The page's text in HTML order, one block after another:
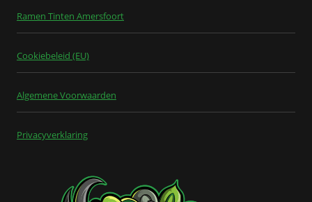
Ramen Tinten Amersfoort
Cookiebeleid (EU)
Algemene Voorwaarden
Privacyverklaring